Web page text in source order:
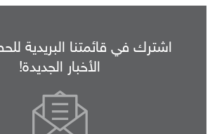
اشترك في قائمتنا البريدية
الأخبار الجديدة!